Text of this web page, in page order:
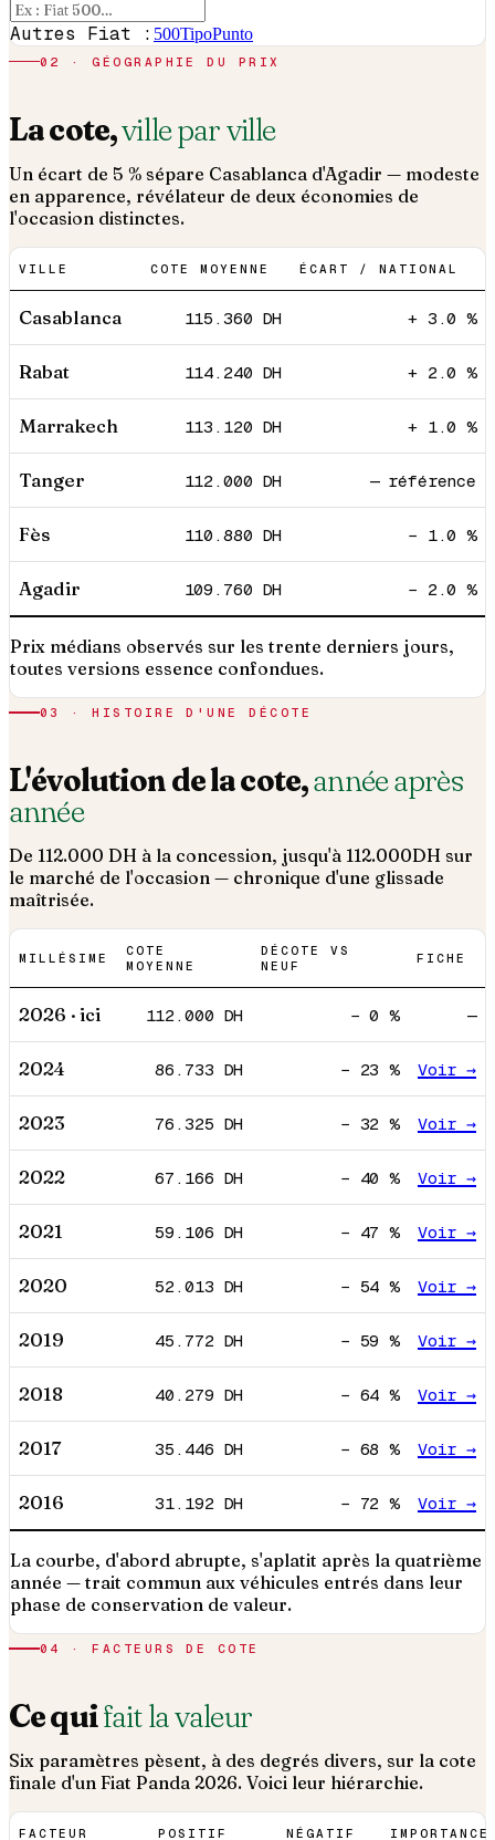
Autres Fiat : 500TipoPunto
02 · GÉOGRAPHIE DU PRIX
La cote,ville par ville
Un écart de 5 % sépare Casablanca d'Agadir — modeste
en apparence, révélateur de deux économies de
l'occasion distinctes.
VILLE COTE MOYENNE ÉCART / NATIONAL
Casablanca 115.360 DH + 3.0 %
Rabat 114.240 DH + 2.0 %
Marrakech 113.120 DH + 1.0 %
Tanger 112.000 DH — référence
Fès 110.880 DH − 1.0 %
Agadir 109.760 DH − 2.0 %
Prix médians observés sur les trente derniers jours,
toutes versions essence confondues.
03 · HISTOIRE D'UNE DÉCOTE
L'évolution de la cote,année après
année
De 112.000 DH à la concession, jusqu'à 112.000DH sur
le marché de l'occasion — chronique d'une glissade
maîtrisée.
MILLÉSIME
COTE
MOYENNE
DÉCOTE VS
NEUF
FICHE
2026 · ici 112.000 DH −0 % —
2024 86.733 DH − 23 % Voir →
2023 76.325 DH − 32 % Voir →
2022 67.166 DH − 40 % Voir →
2021 59.106 DH − 47 % Voir →
2020 52.013 DH − 54 % Voir →
2019 45.772 DH − 59 % Voir →
2018 40.279 DH − 64 % Voir →
2017 35.446 DH − 68 % Voir →
2016 31.192 DH − 72 % Voir →
La courbe, d'abord abrupte, s'aplatit après la quatrième
année — trait commun aux véhicules entrés dans leur
phase de conservation de valeur.
04 · FACTEURS DE COTE
Ce quifait la valeur
Six paramètres pèsent, à des degrés divers, sur la cote
finale d'un Fiat Panda 2026. Voici leur hiérarchie.
FACTEUR POSITIF NÉGATIF IMPORTANCE